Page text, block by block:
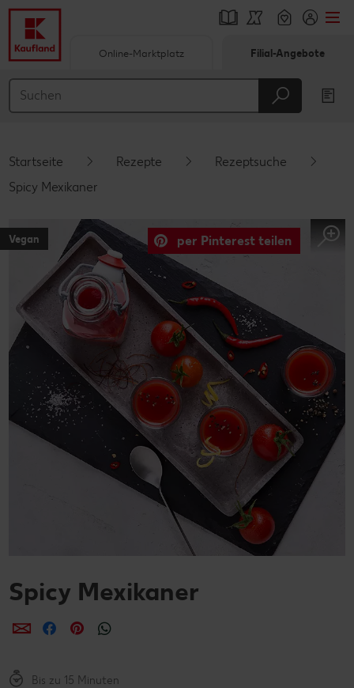
Hauptinhalt
Schwebender Seitenbereich
Online-Marktplatz Filial-Angebote
Startseite Rezepte
Rezeptsuche
Spicy Mexikaner
Vegan per Pinterest teilen
Spicy Mexikaner
per E-Mail teilen
per Facebook teilen
per Pinterest teilen
Bis zu 15 Minuten